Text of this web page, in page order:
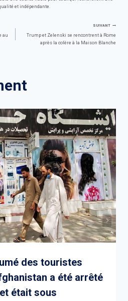
et indépendante.
au
SUIVANT
Trump et Zelenski se rencontrent à Rome
après la colère à la Maison Blanche
des touristes
a été arrêté
était sous